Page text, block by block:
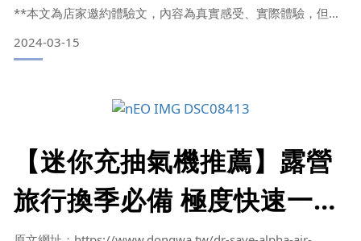
氣極度快速方便 BY 米粉故
鄉麋粉奇
**本文為店家邀約體驗文，內容為真實感受、實際體驗，但喜
室內收納空間也愈來愈不足夠，每當換季的時候總會有許多煩
惱，真空壓縮袋是小家庭換季收納衣物的好幫手，但總有缺
個真的大不便啊！好在現在有迷你型的抽氣機，這次我使用的
是【摩肯-DR. SAVE 3in1極度快抽充氣機
2024-03-15
【迷你充抽氣機推薦】露營
旅行換季必備 極度快速一鍵